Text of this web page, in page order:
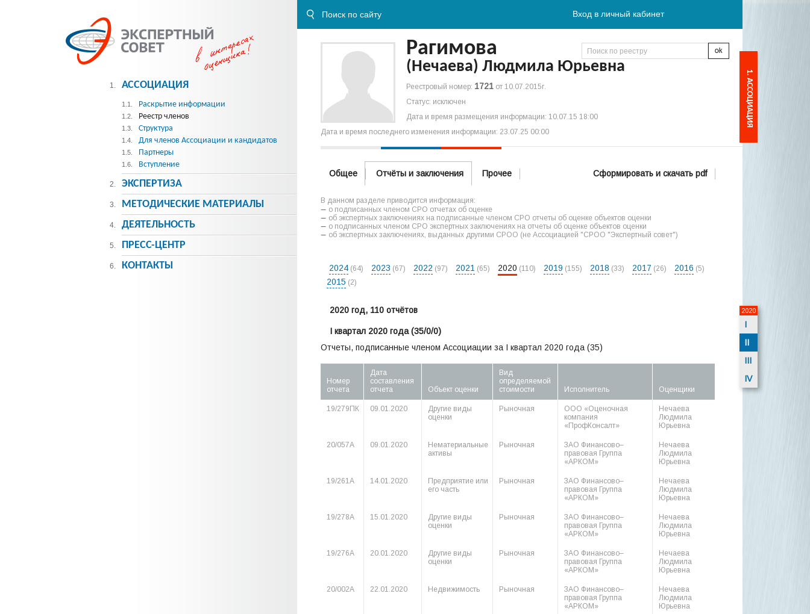
Вход в личный кабинет
Рагимова
(Нечаева) Людмила Юрьевна
Реестровый номер: 1721 от 10.07.2015г.
Статус: исключен
Дата и время размещения информации: 10.07.15 18:00
Дата и время последнего изменения информации: 23.07.25 00:00
Общее Отчёты и заключения Прочее Сформировать и скачать pdf
В данном разделе приводится информация:
о подписанных членом СРО отчетах об оценке
об экспертных заключениях на подписанные членом СРО отчеты об оценке объектов оценки
о подписанных членом СРО экспертных заключениях на отчеты об оценке объектов оценки
об экспертных заключениях, выданных другими СРОО (не Ассоциацией "СРОО "Экспертный совет")
2024 (64) 2023 (67) 2022 (97) 2021 (65) 2020 (110) 2019 (155) 2018 (33) 2017 (26) 2016 (5)
2015 (2)
2020 год, 110 отчётов 2020
I
II
III
IV
I квартал 2020 года(35/0/0)
Отчеты, подписанные членом Ассоциации за I квартал 2020 года (35)
Номер
отчета
Дата
составления
отчета
Объект оценки
Вид
определяемой
стоимости
Исполнитель Оценщики
19/279ПК 09.01.2020
Другие виды
оценки
Рыночная
ООО «Оценочная
компания
«ПрофКонсалт»
Нечаева
Людмила
Юрьевна
20/057А 09.01.2020
Нематериальные
активы
Рыночная
ЗАО Финансово–
правовая Группа
«АРКОМ»
Нечаева
Людмила
Юрьевна
19/261А 14.01.2020
Предприятие или
его часть
Рыночная
ЗАО Финансово–
правовая Группа
«АРКОМ»
Нечаева
Людмила
Юрьевна
19/278А 15.01.2020
Другие виды
оценки
Рыночная
ЗАО Финансово–
правовая Группа
«АРКОМ»
Нечаева
Людмила
Юрьевна
19/276А 20.01.2020
Другие виды
оценки
Рыночная
ЗАО Финансово–
правовая Группа
«АРКОМ»
Нечаева
Людмила
Юрьевна
20/002А 22.01.2020 Недвижимость Рыночная
ЗАО Финансово–
правовая Группа
«АРКОМ»
Нечаева
Людмила
Юрьевна
1. АССОЦИАЦИЯ
1.1. Раскрытие информации
1.2. Реестр членов
1.3. Структура
1.4. Для членов Ассоциации и кандидатов
1.5. Партнеры
1.6. Вступление
2. ЭКСПЕРТИЗА
3. МЕТОДИЧЕСКИE МАТЕРИАЛЫ
4. ДЕЯТЕЛЬНОСТЬ
5. ПРЕСС-ЦЕНТР
6. КОНТАКТЫ
1. АССОЦИАЦИЯ